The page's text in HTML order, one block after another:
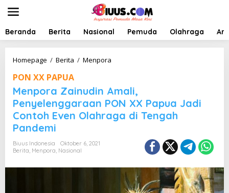
t
Beranda Berita Nasional Pemuda Olahraga
Homepage / Berita / Menpora
p
o
r
a
Z
d
PON XX PAPUA
Menpora Zainudin Amali,
Penyelenggaraan PON XX Papua Jadi
Contoh Even Olahraga di Tengah
Pandemi
Biuus Indonesia
Oktober 6, 2021
Berita, Menpora, Nasional